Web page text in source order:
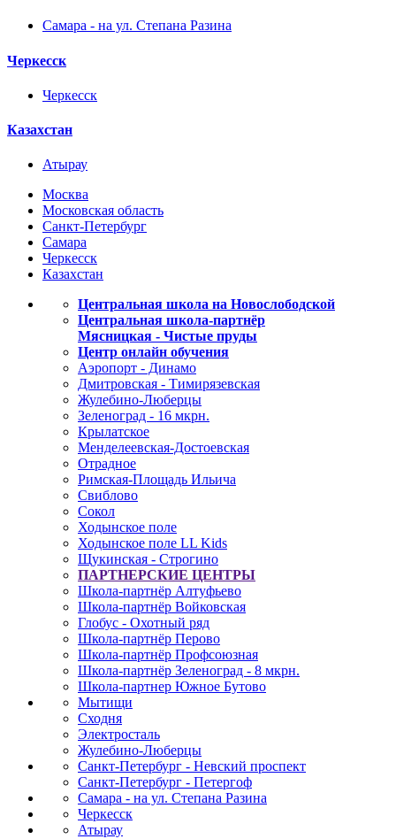
Самара - на ул. Степана Разина
Черкесск
Черкесск
Казахстан
Атырау
Москва
Московская область
Санкт-Петербург
Самара
Черкесск
Казахстан
Центральная школа на Новослободской
Центральная школа-партнёр
Мясницкая - Чистые пруды
Центр онлайн обучения
Аэропорт - Динамо
Дмитровская - Тимирязевская
Жулебино-Люберцы
Зеленоград - 16 мкрн.
Крылатское
Менделеевская-Достоевская
Отрадное
Римская-Площадь Ильича
Свиблово
Сокол
Ходынское поле
Ходынское поле LL Kids
Щукинская - Строгино
ПАРТНЕРСКИЕ ЦЕНТРЫ
Школа-партнёр Алтуфьево
Школа-партнёр Войковская
Глобус - Охотный ряд
Школа-партнёр Перово
Школа-партнёр Профсоюзная
Школа-партнёр Зеленоград - 8 мкрн.
Школа-партнер Южное Бутово
Мытищи
Сходня
Электросталь
Жулебино-Люберцы
Санкт-Петербург - Невский проспект
Санкт-Петербург - Петергоф
Самара - на ул. Степана Разина
Черкесск
Атырау